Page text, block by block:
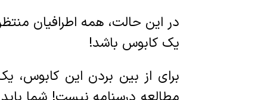
در این حالت، همه اطرافیان
یک کابوس باشد!
برای از بین بردن این کابوس،